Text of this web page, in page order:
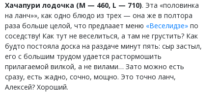
Хачапури лодочка (М — 460, L — 710). Эта «половинка
на ланч»», как одно блюдо из трех — она же в полтора
раза больше целой, что предлаает меню «Веселидзе» по
соседству! Как тут не веселиться, а там не грустить? Как
будто постояла доска на раздаче минут пять: сыр застыл,
его с большим трудом удается растормошить
прилагаемой вилкой, а не вилами… Зато можно есть
сразу, есть жадно, сочно, мощно. Это точно ланч,
Алексей? Хороший.